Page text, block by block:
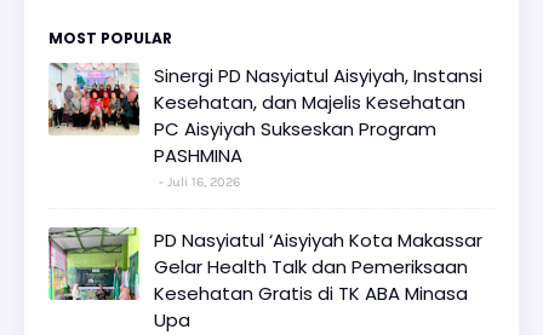
MOST POPULAR
Sinergi PD Nasyiatul Aisyiyah, Instansi
Kesehatan, dan Majelis Kesehatan
PC Aisyiyah Sukseskan Program
PASHMINA
Juli 16, 2026
PD Nasyiatul ‘Aisyiyah Kota Makassar
Gelar Health Talk dan Pemeriksaan
Kesehatan Gratis di TK ABA Minasa
Upa